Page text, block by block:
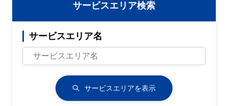
サービスエリア検索
サービスエリア名
サービスエリアを表示